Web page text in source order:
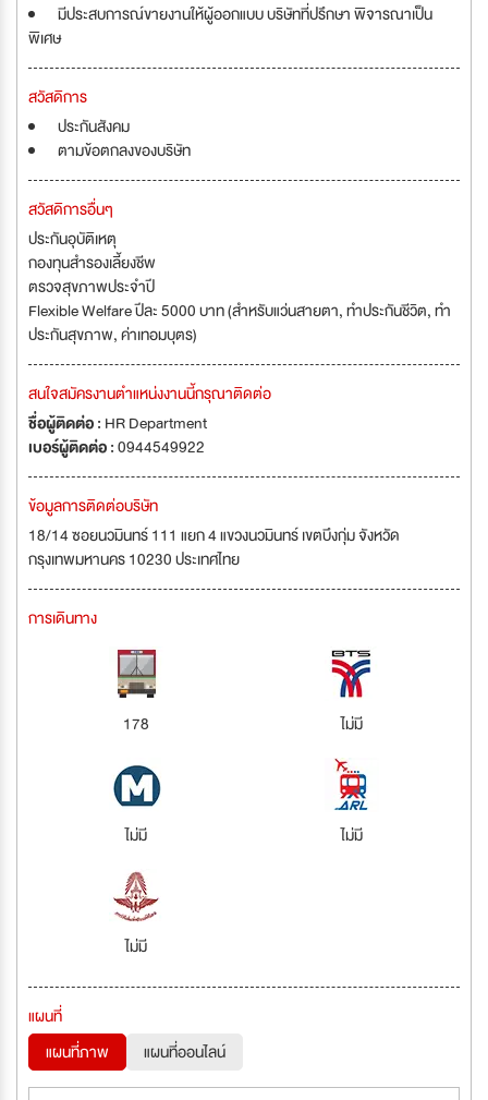
มีประสบการณ์ขายงานให้ผู้ออกแบบ บริษัทที่ปรึกษา พิจารณาเป็น
พิเศษ
สวัสดิการ
ประกันสังคม
ตามข้อตกลงของบริษัท
สวัสดิการอื่นๆ
ประกันอุบัติเหตุ
กองทุนสำรองเลี้ยงชีพ
ตรวจสุขภาพประจำปี
Flexible Welfare ปีละ 5000 บาท (สำหรับแว่นสายตา, ทำประกันชีวิต, ทำ
ประกันสุขภาพ, ค่าเทอมบุตร)
สนใจสมัครงานตำแหน่งงานนี้กรุณาติดต่อ
ชื่อผู้ติดต่อ : HR Department
เบอร์ผู้ติดต่อ :0944549922
ข้อมูลการติดต่อบริษัท
18/14 ซอยนวมินทร์ 111 แยก 4 แขวงนวมินทร์ เขตบึงกุ่ม จังหวัด
กรุงเทพมหานคร 10230 ประเทศไทย
การเดินทาง
178 ไม่มี
ไม่มี ไม่มี
ไม่มี
แผนที่
แผนที่ภาพ
แผนที่ออนไลน์